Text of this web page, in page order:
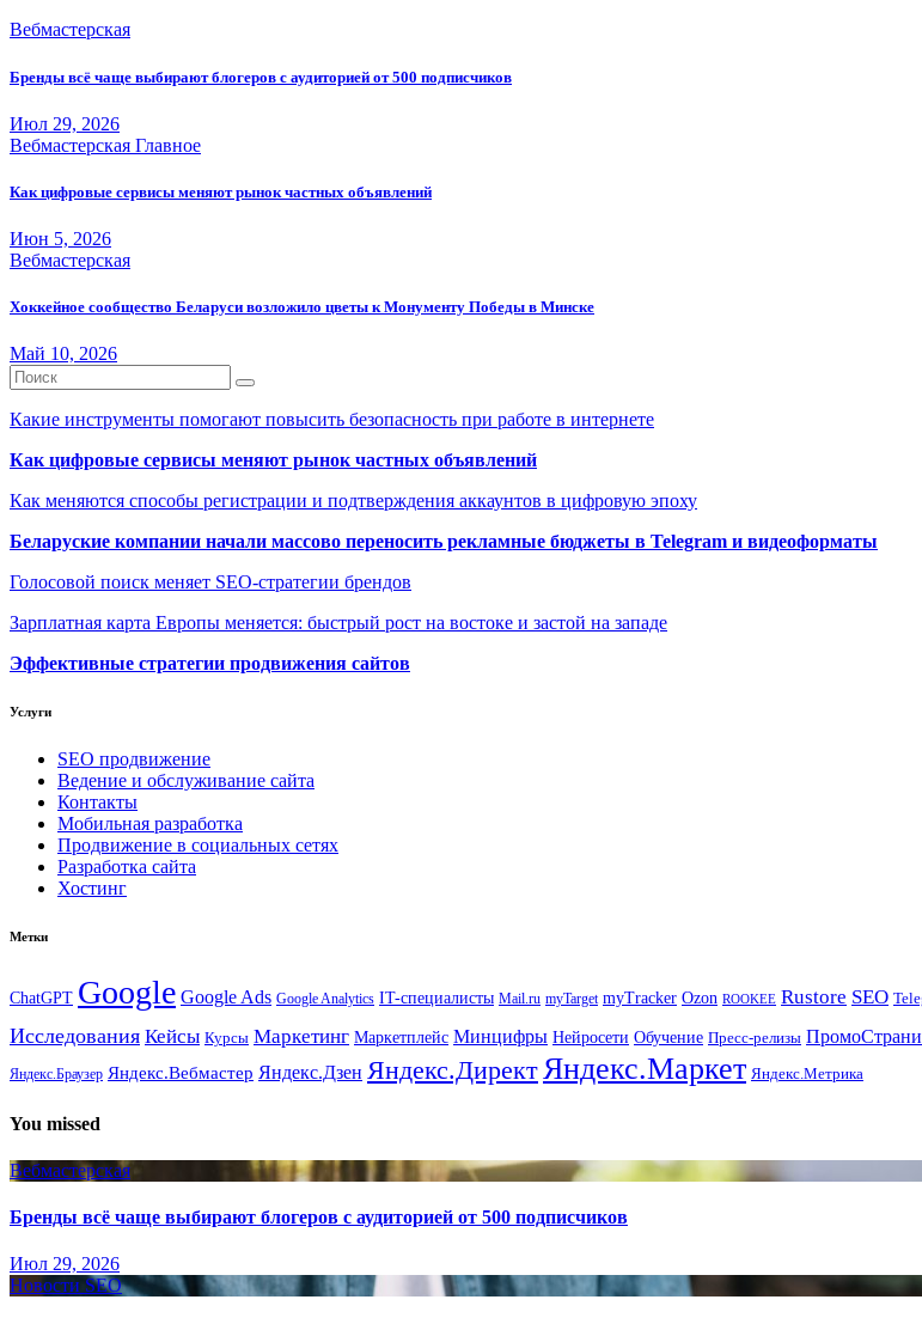
Вебмастерская
Бренды всё чаще выбирают блогеров с аудиторией от 500 подписчиков
Июл 29, 2026
Вебмастерская Главное
Как цифровые сервисы меняют рынок частных объявлений
Июн 5, 2026
Вебмастерская
Хоккейное сообщество Беларуси возложило цветы к Монументу Победы в Минске
Май 10, 2026
Какие инструменты помогают повысить безопасность при работе в интернете
Как цифровые сервисы меняют рынок частных объявлений
Как меняются способы регистрации и подтверждения аккаунтов в цифровую эпоху
Беларуские компании начали массово переносить рекламные бюджеты в Telegram и видеоформаты
Голосовой поиск меняет SEO-стратегии брендов
Зарплатная карта Европы меняется: быстрый рост на востоке и застой на западе
Эффективные стратегии продвижения сайтов
Услуги
SEO продвижение
Ведение и обслуживание сайта
Контакты
Мобильная разработка
Продвижение в социальных сетях
Разработка сайта
Хостинг
Метки
ChatGPT Google Google Ads Google Analytics IT-специалисты Mail.ru myTarget myTracker Ozon ROOKEE Rustore SEO
Исследования Кейсы Курсы Маркетинг Маркетплейс Минцифры Нейросети Обучение Пресс-релизы
Яндекс.Браузер Яндекс.Вебмастер Яндекс.Дзен Яндекс.ДиректЯндекс.Маркет Яндекс.Метрика
You missed
Вебмастерская
Бренды всё чаще выбирают блогеров с аудиторией от 500 подписчиков
Июл 29, 2026
Новости SEO